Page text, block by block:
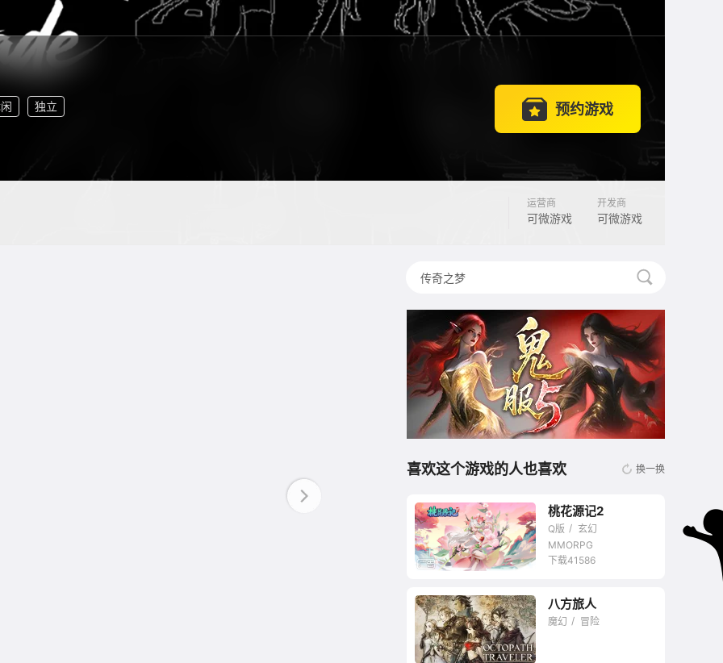
独立 预约游戏
运营商
可微游戏
开发商
可微游戏
喜欢这个游戏的人也喜欢 换一换
无商城开放交易回合
网游
桃花源记2
Q版
玄幻
MMORPG
下载41586
八方旅人
魔幻 冒险